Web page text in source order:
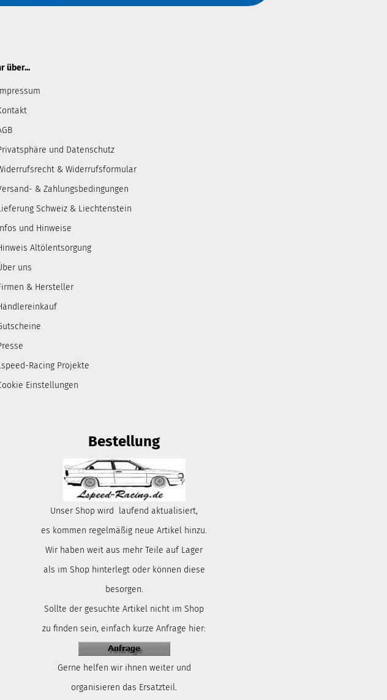
über...
und Datenschutz
& Widerrufsformular
& Zahlungsbedingungen
Schweiz & Liechtenstein
und Hinweise
Altölentsorgung
uns
& Hersteller
Racing Projekte
Einstellungen
Bestellung
Unser Shop wird laufend aktualisiert,
es kommen regelmäßig neue Artikel hinzu.
Wir haben weit aus mehr Teile auf Lager
als im Shop hinterlegt oder können diese
besorgen.
Sollte der gesuchte Artikel nicht im Shop
zu finden sein, einfach kurze Anfrage hier:
Gerne helfen wir ihnen weiter und
organisieren das Ersatzteil.